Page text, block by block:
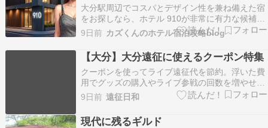
大分駅周辺でコスパとデザイン性を兼ね備えた宿
をお探しなら、ホテル 910が非常に有力な候補と
なります。「どこも似たようなビジネスホテルば
かりで、どこを選べばいいか分からない」と頭を
抱えてはいませんか？ そんな不安を解消するため
に、客室のこだわりから事前に知っておくべき注
意点まで…
9日前 カズくんのホテル宿泊攻略blog
【大分】大分遠征に使えるクーポン特集
クーポンを使ってライブ遠征代を節約。浮いた費
用でグッズの購入やライブ参戦の回数を増やせる
かもしれないブログです。「本ページは広告が含
まれています」大分県のホテル大分県のホテルを
探す大分県の宿泊クー...
9日前 遠征日和
現代に残るギルド